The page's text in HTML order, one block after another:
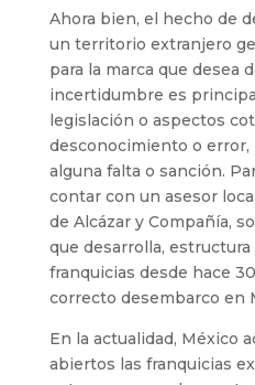
Ahora bien, el hecho de
un territorio extranjero
para la marca que desea
incertidumbre es
legislación o aspectos
desconocimiento o
alguna falta o sanción.
contar con un asesor
de Alcázar y Compañía,
que desarrolla,
franquicias desde hace
correcto desembarco en
En la actualidad, México
abiertos las franquicias